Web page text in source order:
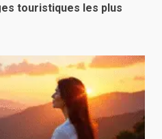
touristiques les plus